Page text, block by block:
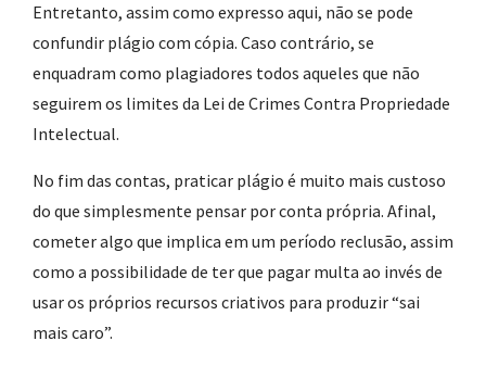
Entretanto, assim como expresso aqui, não se pode
confundir plágio com cópia. Caso contrário, se
enquadram como plagiadores todos aqueles que não
seguirem os limites da Lei de Crimes Contra Propriedade
Intelectual.
No fim das contas, praticar plágio é muito mais custoso
do que simplesmente pensar por conta própria. Afinal,
cometer algo que implica em um período reclusão, assim
como a possibilidade de ter que pagar multa ao invés de
usar os próprios recursos criativos para produzir “sai
mais caro”.